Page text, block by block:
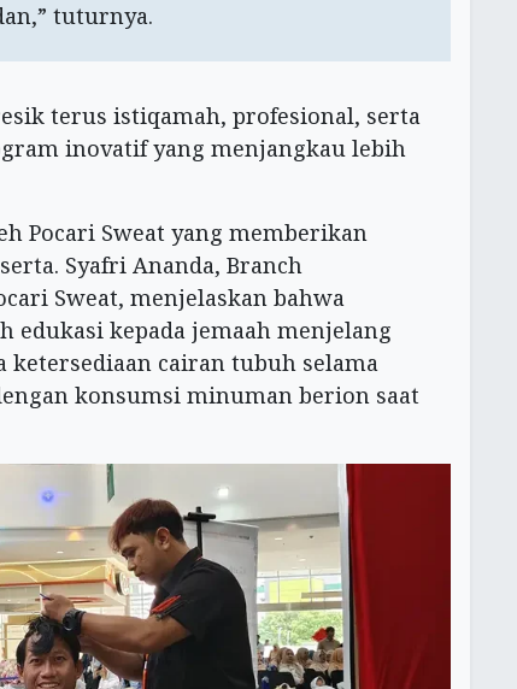
tuturnya.
terus istiqamah, profesional, serta
inovatif yang menjangkau lebih
Pocari Sweat yang memberikan
Syafri Ananda, Branch
Sweat, menjelaskan bahwa
edukasi kepada jemaah menjelang
ketersediaan cairan tubuh selama
konsumsi minuman berion saat